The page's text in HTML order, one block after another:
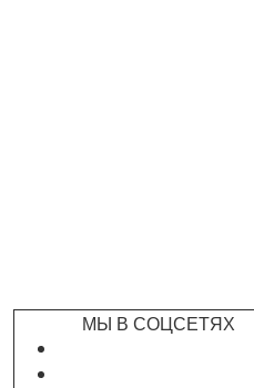
МЫ В СОЦСЕТЯХ